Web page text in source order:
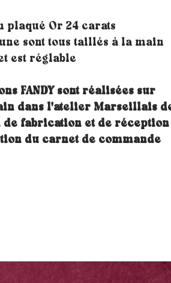
plaqué Or 24 carats
sont tous taillés à la main
est réglable
FANDY sont réalisées sur
dans l'atelier Marseillais
de fabrication et de réception
du carnet de commande